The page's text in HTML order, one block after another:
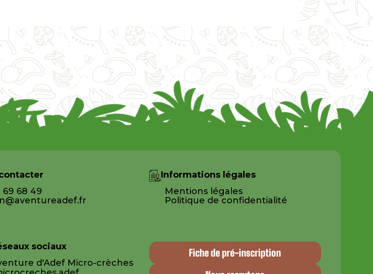
69 68 49
Informations légales
Mentions légales
Politique de confidentialité
sociaux
d'Adef Micro-crèches
Fiche de pré-inscription